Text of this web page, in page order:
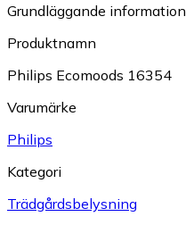
Grundläggande information
Produktnamn
Philips Ecomoods 16354
Varumärke
Philips
Kategori
Trädgårdsbelysning